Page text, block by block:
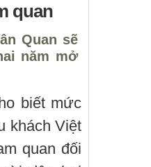
quan
Quan sẽ
năm mở
biết mức
khách Việt
quan đối